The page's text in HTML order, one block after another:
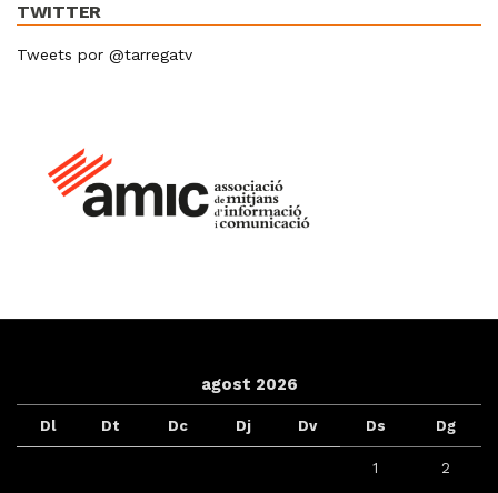
TWITTER
Tweets por @tarregatv
agost 2026
Dl Dt Dc Dj Dv Ds Dg
1 2